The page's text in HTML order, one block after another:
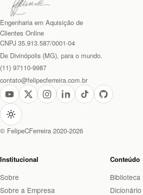
Engenharia em Aquisição de
Clientes Online
CNPJ 35.913.587/0001-04
De Divinópolis (MG), para o mundo.
(11) 97110-9987
contato@felipecferreira.com.br
© FelipeCFerreira 2020-2026
Institucional
Sobre
Sobre a Empresa
Conteúdo
Biblioteca
Dicionário